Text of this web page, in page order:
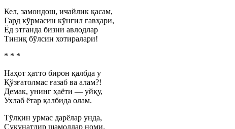
Кел, замондош, ичайлик қасам,
Гард кўрмасин кўнгил гавҳари,
Ёд этганда бизни авлодлар
Тиниқ бўлсин хотиралари!
* * *
Наҳот ҳатто бирон қалбда у
Қўзғатолмас ғазаб ва алам?!
Демак, унинг ҳаёти — уйқу,
Ухлаб ётар қалбида олам.
Тўлқин урмас дарёлар унда,
Сукунатдир шамоллар номи.